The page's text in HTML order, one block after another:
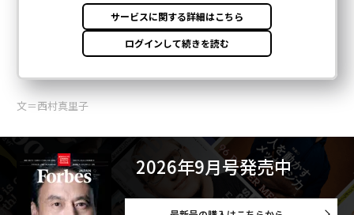
文＝西村真里子
2026年9月号発売中